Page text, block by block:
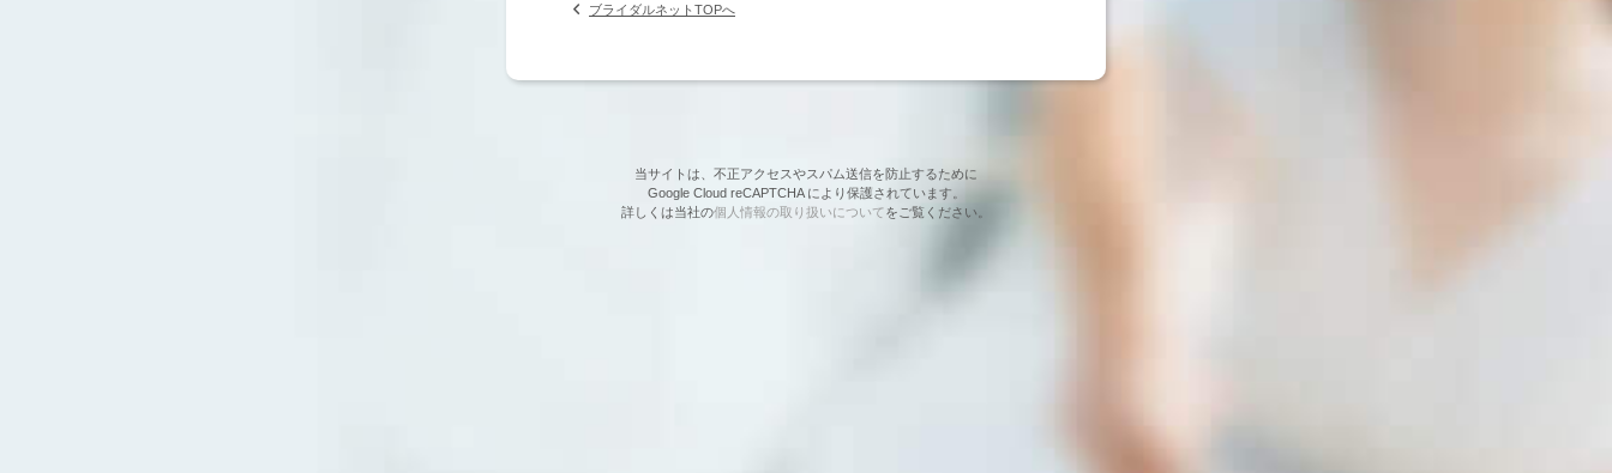
ブライダルネットTOPへ
当サイトは、不正アクセスやスパム送信を防止するために
Google Cloud reCAPTCHA により保護されています。
詳しくは当社の個人情報の取り扱いについてをご覧ください。